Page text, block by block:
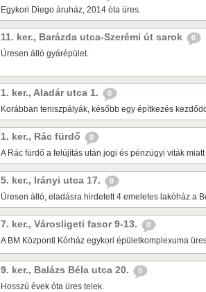
Egykori Diego áruház, 2014 óta üres.
11. ker., Barázda utca-Szerémi út sarok 0
Üresen álló gyárépület.
1. ker., Aladár utca 1. 0
Korábban teniszpályák, később egy építkezés
1. ker., Rác fürdő 0
A Rác fürdő a felújítás után jogi és pénzügyi viták
5. ker., Irányi utca 17. 0
Üresen álló, eladásra hirdetett 4 emeletes lakóház a
7. ker., Városligeti fasor 9-13. 0
A BM Központi Kórház egykori épületkomplexuma
9. ker., Balázs Béla utca 20. 0
Hosszú évek óta üres telek.